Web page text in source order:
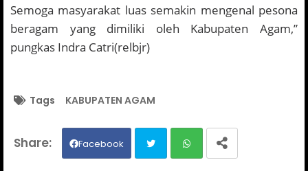
Semoga masyarakat luas semakin mengenal pesona
beragam yang dimiliki oleh Kabupaten Agam,”
pungkas Indra Catri(relbjr)
Tags KABUPATEN AGAM
Facebook